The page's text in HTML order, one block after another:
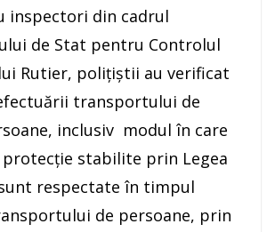
inspectori din cadrul
de Stat pentru Controlul
Rutier, poliţiştii au verificat
transportului de
inclusiv modul în care
protecție stabilite prin Legea
respectate în timpul
de persoane, prin